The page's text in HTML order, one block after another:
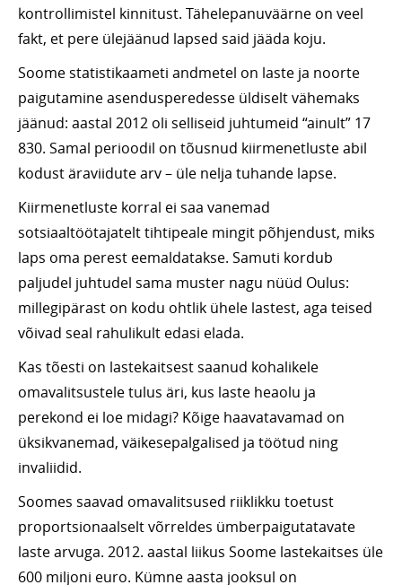
kontrollimistel kinnitust. Tähelepanuväärne on veel
fakt, et pere ülejäänud lapsed said jääda koju.
Soome statistikaameti andmetel on laste ja noorte
paigutamine asendusperedesse üldiselt vähemaks
jäänud: aastal 2012 oli selliseid juhtumeid “ainult” 17
830. Samal perioodil on tõusnud kiirmenetluste abil
kodust äraviidute arv – üle nelja tuhande lapse.
Kiirmenetluste korral ei saa vanemad
sotsiaaltöötajatelt tihtipeale mingit põhjendust, miks
laps oma perest eemaldatakse. Samuti kordub
paljudel juhtudel sama muster nagu nüüd Oulus:
millegipärast on kodu ohtlik ühele lastest, aga teised
võivad seal rahulikult edasi elada.
Kas tõesti on lastekaitsest saanud kohalikele
omavalitsustele tulus äri, kus laste heaolu ja
perekond ei loe midagi? Kõige haavatavamad on
üksikvanemad, väikesepalgalised ja töötud ning
invaliidid.
Soomes saavad omavalitsused riiklikku toetust
proportsionaalselt võrreldes ümberpaigutatavate
laste arvuga. 2012. aastal liikus Soome lastekaitses üle
600 miljoni euro. Kümne aasta jooksul on